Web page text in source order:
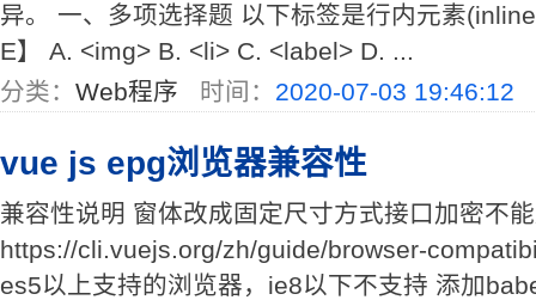
异。 一、多项选择题 以下标签是行内元素
E】 A. <img> B. <li> C. <label> D. ...
分类： Web程序 时间： 2020-07-03 19:46:12
vue js epg浏览器兼容性
兼容性说明 窗体改成固定尺寸方式接口加密不
https://cli.vuejs.org/zh/guide/browser-
es5以上支持的浏览器，ie8以下不支持 添加